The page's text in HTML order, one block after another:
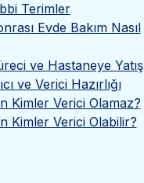
Terimler
Evde Bakım Nasıl
ve Hastaneye Yatış
ve Verici Hazırlığı
Kimler Verici Olamaz?
Kimler Verici Olabilir?